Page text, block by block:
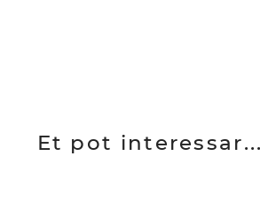
Et pot interessar...